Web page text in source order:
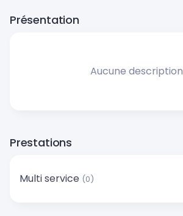
Présentation
Aucune description
Prestations
Multi service (0)